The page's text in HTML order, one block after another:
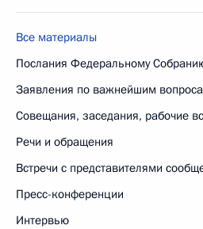
Все материалы
Послания Федеральному
Заявления по важнейшим
Совещания, заседания, рабочие
Речи и обращения
Встречи с представителями
Пресс-конференции
Интервью